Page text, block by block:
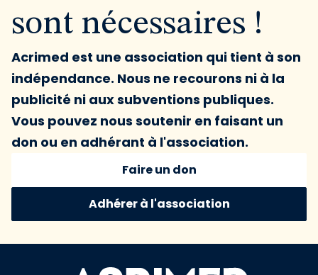
sont nécessaires !
Acrimed est une association qui tient à son
indépendance. Nous ne recourons ni à la
publicité ni aux subventions publiques.
Vous pouvez nous soutenir en faisant un
don ou en adhérant à l'association.
Faire un don
Adhérer à l'association